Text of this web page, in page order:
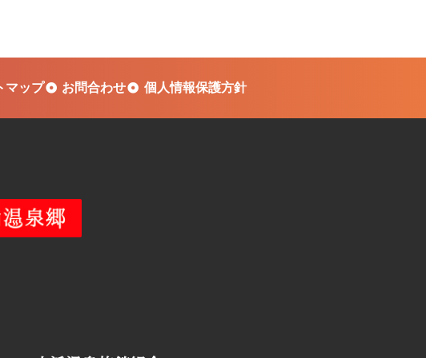
マップ お問合わせ 個人情報保護方針